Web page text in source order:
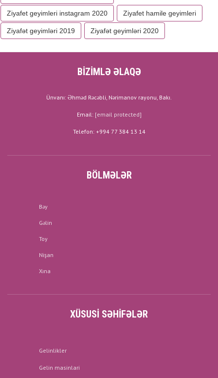
Ziyafet geyimleri instagram 2020 Ziyafet hamile geyimleri
Ziyafət geyimləri 2019 Ziyafət geyimləri 2020
BİZİMLƏ ƏLAQƏ
Ünvanı: Əhməd Rəcəbli, Nərimanov rayonu, Bakı.
Email: [email protected]
Telefon: +994 77 384 13 14
BÖLMƏLƏR
Bəy
Gəlin
Toy
Nişan
Xına
XÜSUSI SƏHIFƏLƏR
Gelinlikler
Gelin masinlari